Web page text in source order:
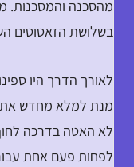
מהסכנה והמסכנות.
בשלושת הזאטוטים
לאורך הדרך היו
מנת למלא מחדש את
לא האטה בדרכה
לפחות פעם אחת